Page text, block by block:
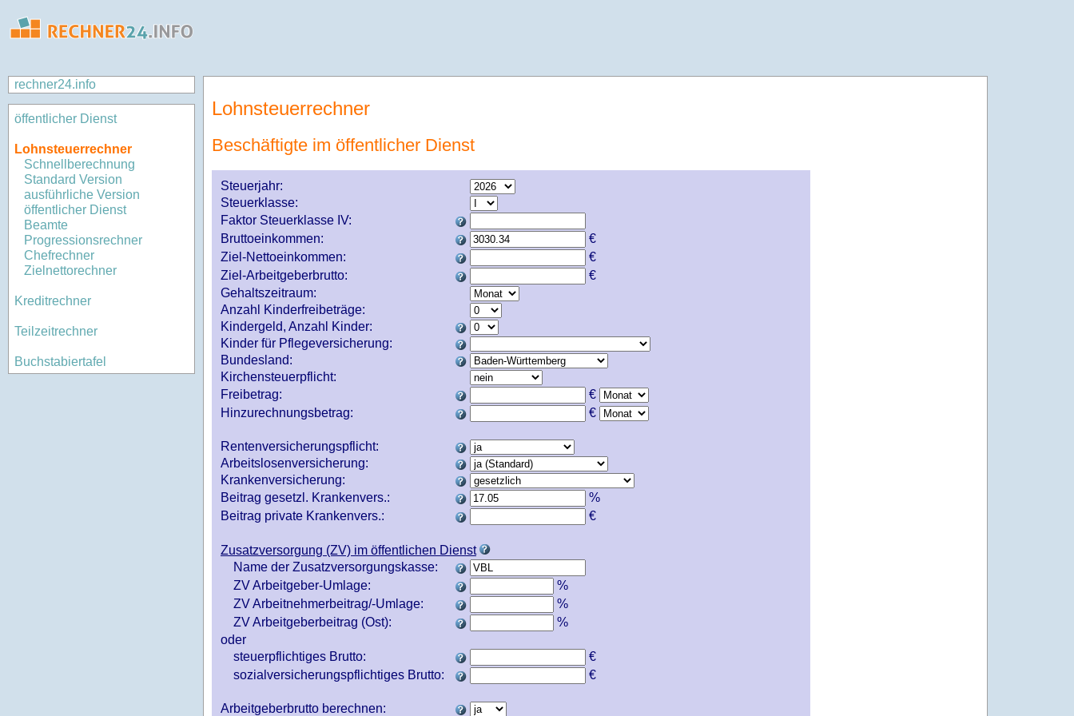
rechner24.info
öffentlicher Dienst
Lohnsteuerrechner
Schnellberechnung
Standard Version
ausführliche Version
öffentlicher Dienst
Beamte
Progressionsrechner
Chefrechner
Zielnettorechner
Kreditrechner
Teilzeitrechner
Buchstabiertafel
Lohnsteuerrechner
Beschäftigte im öffentlicher Dienst
Steuerjahr:
Steuerklasse:
Faktor Steuerklasse IV:
Bruttoeinkommen:
€
Ziel-Nettoeinkommen:
€
Ziel-Arbeitgeberbrutto:
€
Gehaltszeitraum:
Anzahl Kinderfreibeträge:
Kindergeld, Anzahl Kinder:
Kinder für Pflegeversicherung:
Bundesland:
Kirchensteuerpflicht:
Freibetrag:
€
Hinzurechnungsbetrag:
€
Rentenversicherungspflicht:
Arbeitslosenversicherung:
Krankenversicherung:
Beitrag gesetzl. Krankenvers.:
%
Beitrag private Krankenvers.:
€
Zusatzversorgung (ZV) im öffentlichen Dienst
Name der Zusatzversorgungskasse:
ZV Arbeitgeber-Umlage:
%
ZV Arbeitnehmerbeitrag/-Umlage:
%
ZV Arbeitgeberbeitrag (Ost):
%
oder
steuerpflichtiges Brutto:
€
sozialversicherungspflichtiges Brutto:
€
Arbeitgeberbrutto berechnen: